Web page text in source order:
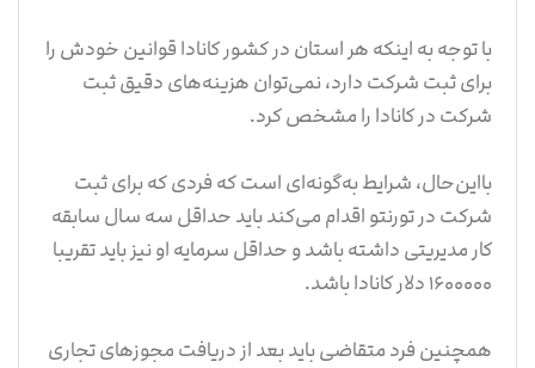
با توجه به اینکه هر استان در کشور کانادا قوانین خودش را
برای ثبت شرکت دارد، نمی‌توان هزینه‌های دقیق ثبت
شرکت در کانادا را مشخص کرد.
بااین‌حال، شرایط به‌گونه‌ای است که فردی که برای ثبت
شرکت در تورنتو اقدام می‌کند باید حداقل سه سال سابقه
کار مدیریتی داشته باشد و حداقل سرمایه او نیز باید تقریبا
۱۶۰۰۰۰۰ دلار کانادا باشد.
همچنین فرد متقاضی باید بعد از دریافت مجوزهای تجاری